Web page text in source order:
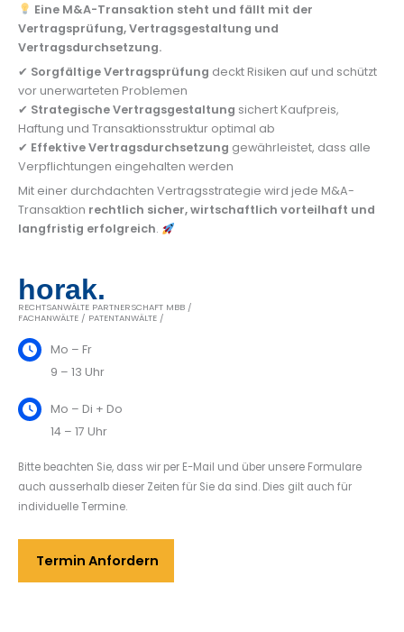
Eine M&A-Transaktion steht und fällt mit der
Vertragsprüfung, Vertragsgestaltung und
Vertragsdurchsetzung.
✔ Sorgfältige Vertragsprüfung deckt Risiken auf und schützt
vor unerwarteten Problemen
✔ Strategische Vertragsgestaltung sichert Kaufpreis,
Haftung und Transaktionsstruktur optimal ab
✔ Effektive Vertragsdurchsetzung gewährleistet, dass alle
Verpflichtungen eingehalten werden
Mit einer durchdachten Vertragsstrategie wird jede M&A-
Transaktion rechtlich sicher, wirtschaftlich vorteilhaft und
langfristig erfolgreich.
horak.
RECHTSANWÄLTE PARTNERSCHAFT MBB /
FACHANWÄLTE / PATENTANWÄLTE /
Mo – Fr
9 – 13 Uhr
Mo – Di + Do
14 – 17 Uhr
Bitte beachten Sie, dass wir per E-Mail und über unsere Formulare
auch ausserhalb dieser Zeiten für Sie da sind. Dies gilt auch für
individuelle Termine.
Termin Anfordern